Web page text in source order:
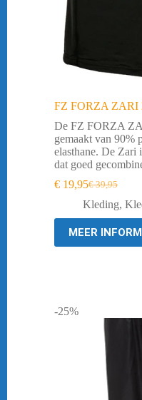
FZ FORZA ZARI
De FZ FORZA
gemaakt van 90%
elasthane. De Zari
dat goed
€39,95
prijs
was:
€ 39,95.
€ 19,95Huidige
prijs
is:
€ 19,95.
Kleding,
MEER
-25%